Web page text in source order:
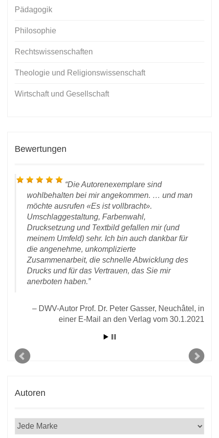
Pädagogik
Philosophie
Rechtswissenschaften
Theologie und Religionswissenschaft
Wirtschaft und Gesellschaft
Bewertungen
Die Autorenexemplare sind
wohlbehalten bei mir angekommen. … und man
möchte ausrufen «Es ist vollbracht».
Umschlaggestaltung, Farbenwahl,
Drucksetzung und Textbild gefallen mir (und
meinem Umfeld) sehr. Ich bin auch dankbar für
die angenehme, unkomplizierte
Zusammenarbeit, die schnelle Abwicklung des
Drucks und für das Vertrauen, das Sie mir
anerboten haben.
DWV-Autor Prof. Dr. Peter Gasser, Neuchâtel, in
einer E-Mail an den Verlag vom 30.1.2021
Autoren